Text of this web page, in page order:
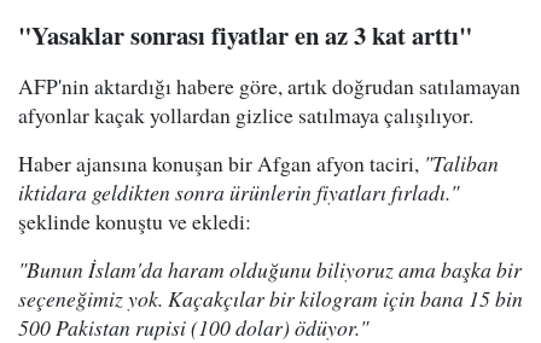
"Yasaklar sonrası fiyatlar en az 3 kat arttı"
AFP'nin aktardığı habere göre, artık doğrudan satılamayan
afyonlar kaçak yollardan gizlice satılmaya çalışılıyor.
Haber ajansına konuşan bir Afgan afyon taciri, "Taliban
iktidara geldikten sonra ürünlerin fiyatları fırladı."
şeklinde konuştu ve ekledi:
"Bunun İslam'da haram olduğunu biliyoruz ama başka bir
seçeneğimiz yok. Kaçakçılar bir kilogram için bana 15 bin
500 Pakistan rupisi (100 dolar) ödüyor."